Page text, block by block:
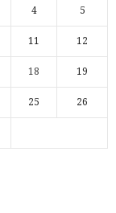
4 5
11 12
18 19
25 26